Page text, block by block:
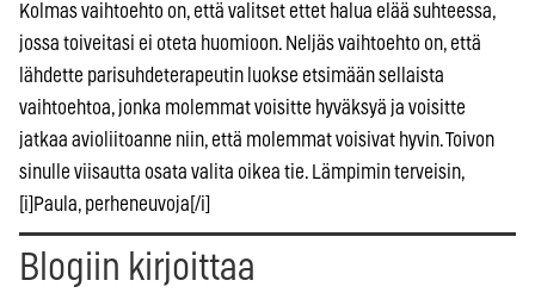
Kolmas vaihtoehto on, että valitset ettet halua elää suhteessa,
jossa toiveitasi ei oteta huomioon. Neljäs vaihtoehto on, että
lähdette parisuhdeterapeutin luokse etsimään sellaista
vaihtoehtoa, jonka molemmat voisitte hyväksyä ja voisitte
jatkaa avioliitoanne niin, että molemmat voisivat hyvin. Toivon
sinulle viisautta osata valita oikea tie. Lämpimin terveisin,
[i]Paula, perheneuvoja[/i]
Blogiin kirjoittaa